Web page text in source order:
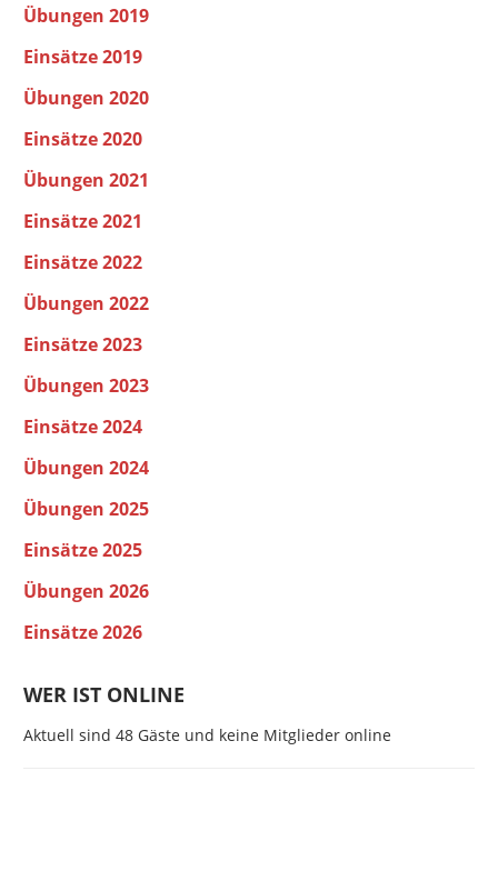
Übungen 2019
Einsätze 2019
Übungen 2020
Einsätze 2020
Übungen 2021
Einsätze 2021
Einsätze 2022
Übungen 2022
Einsätze 2023
Übungen 2023
Einsätze 2024
Übungen 2024
Übungen 2025
Einsätze 2025
Übungen 2026
Einsätze 2026
WER IST ONLINE
Aktuell sind 48 Gäste und keine Mitglieder online